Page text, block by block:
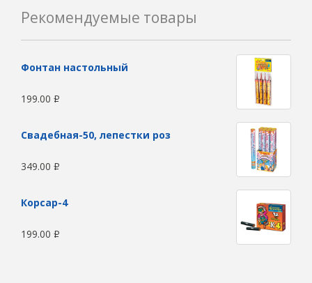
Рекомендуемые товары
Фонтан настольный
199.00 Р
Свадебная-50, лепестки роз
349.00 Р
Корсар-4
199.00 Р